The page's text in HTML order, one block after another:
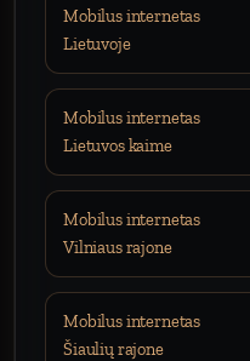
Mobilus internetas
Lietuvoje
Mobilus internetas
Lietuvos kaime
Mobilus internetas
Vilniaus rajone
Mobilus internetas
Šiaulių rajone